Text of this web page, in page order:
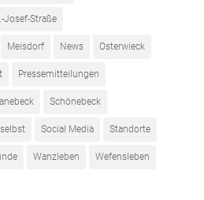
Josef-Straße
Meisdorf News Osterwieck
Pressemitteilungen
Schönebeck
Social Media Standorte
Wanzleben Wefensleben